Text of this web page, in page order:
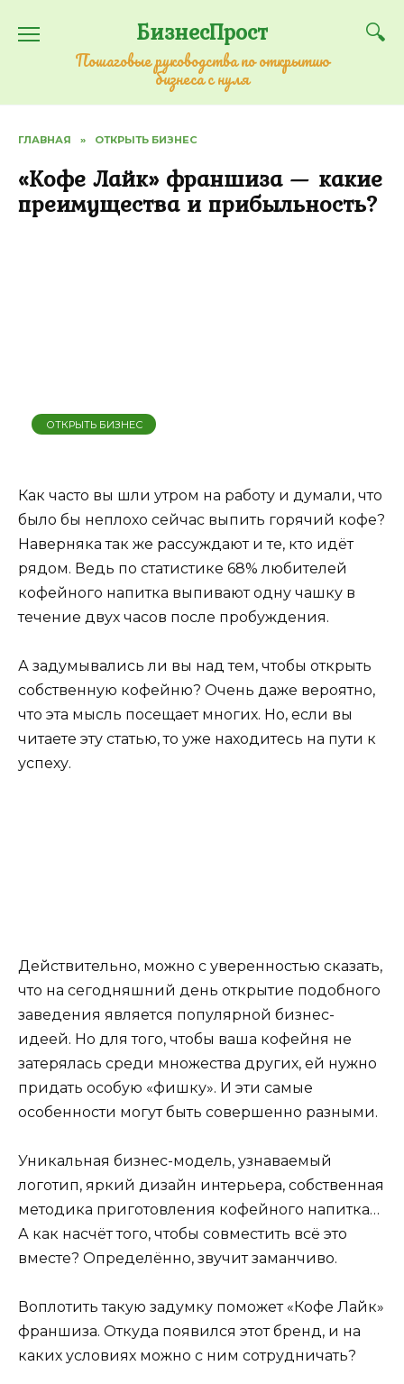
содержанию
БизнесПрост
Пошаговые руководства по открытию
бизнеса с нуля
ГЛАВНАЯ » ОТКРЫТЬ БИЗНЕС
«Кофе Лайк» франшиза — какие
преимущества и прибыльность?
ОТКРЫТЬ БИЗНЕС
Как часто вы шли утром на работу и думали, что
было бы неплохо сейчас выпить горячий кофе?
Наверняка так же рассуждают и те, кто идёт
рядом. Ведь по статистике 68% любителей
кофейного напитка выпивают одну чашку в
течение двух часов после пробуждения.
А задумывались ли вы над тем, чтобы открыть
собственную кофейню? Очень даже вероятно,
что эта мысль посещает многих. Но, если вы
читаете эту статью, то уже находитесь на пути к
успеху.
Действительно, можно с уверенностью сказать,
что на сегодняшний день открытие подобного
заведения является популярной бизнес-
идеей. Но для того, чтобы ваша кофейня не
затерялась среди множества других, ей нужно
придать особую «фишку». И эти самые
особенности могут быть совершенно разными.
Уникальная бизнес-модель, узнаваемый
логотип, яркий дизайн интерьера, собственная
методика приготовления кофейного напитка…
А как насчёт того, чтобы совместить всё это
вместе? Определённо, звучит заманчиво.
Воплотить такую задумку поможет «Кофе Лайк»
франшиза. Откуда появился этот бренд, и на
каких условиях можно с ним сотрудничать?